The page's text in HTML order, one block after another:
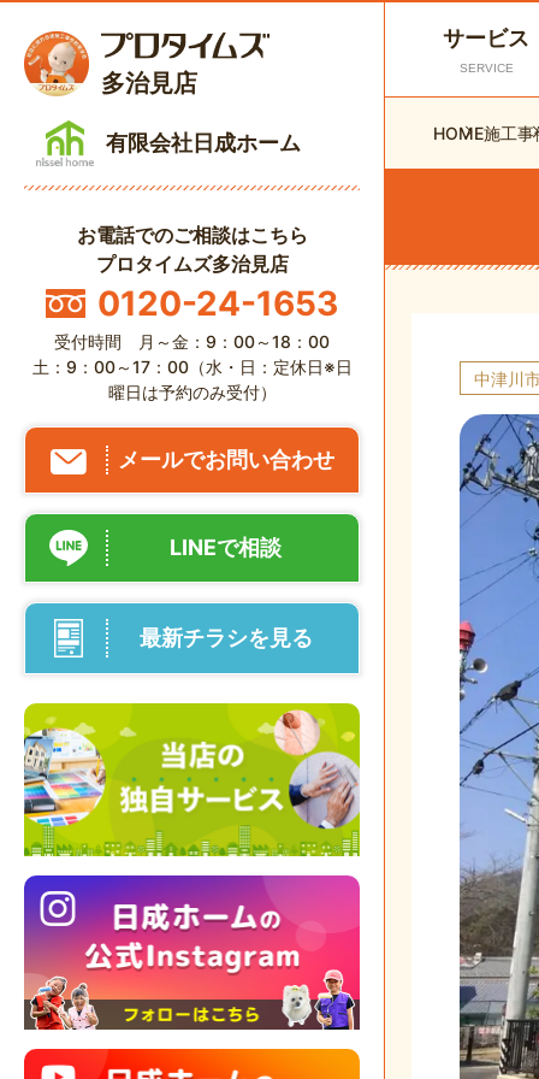
多治見店
有限会社日成ホーム
お電話でのご相談はこちら
プロタイムズ多治見店
0120-24-1653
受付時間 月～金：9：00～18：00
土：9：00～17：00（水・日：定休日※日
曜日は予約のみ受付）
メールでお問い合わせ
LINEで相談
最新チラシを見る
サービス
SERVICE
HOME施工事
中津川